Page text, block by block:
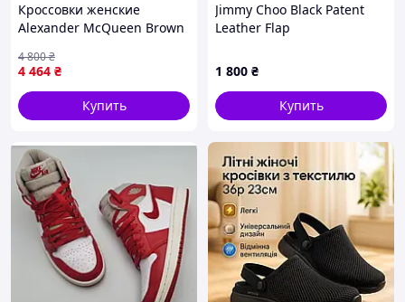
Кроссовки женские
Alexander McQueen Brown
Александр Макквин
коричневые с белым
4 464 ₴
4 800₴
Купить
Jimmy Choo Black Patent
Leather Flap
1 800 ₴
Купить